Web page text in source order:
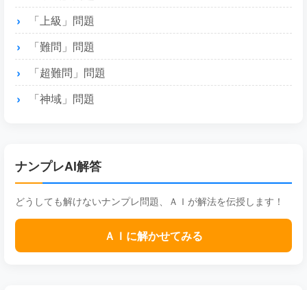
「上級」問題
「難問」問題
「超難問」問題
「神域」問題
ナンプレAI解答
どうしても解けないナンプレ問題、ＡＩが解法を伝授します！
ＡＩに解かせてみる